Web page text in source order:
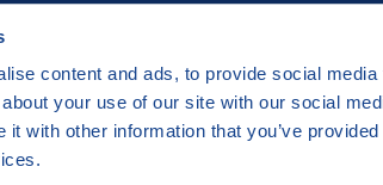
content and ads, to provide social
your use of our site with our social
with other information that you’ve
2
hostingu od